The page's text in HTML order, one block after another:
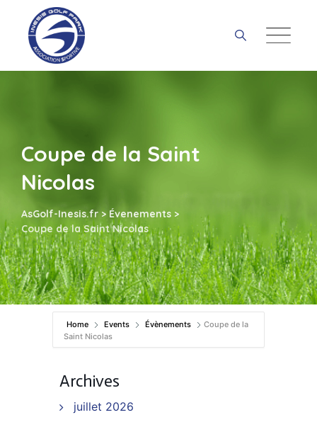
content
Coupe de la Saint
Nicolas
AsGolf-Inesis.fr> Évenements >
Coupe de la Saint Nicolas
Home Events Évènements
Coupe de la
Saint Nicolas
Archives
juillet 2026